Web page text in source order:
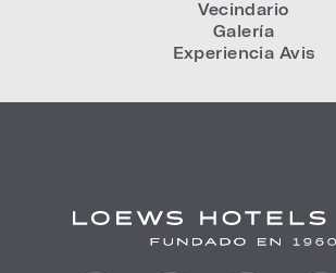
Vecindario
Galería
Experiencia Avis